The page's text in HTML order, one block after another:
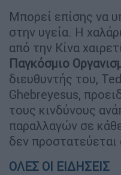
Μπορεί επίσης να
στην υγεία. Η
από την Κίνα
Παγκόσμιο
διευθυντής του,
Ghebreyesus,
τους κινδύνους
παραλλαγών σε
δεν
ΟΛΕΣ ΟΙ ΕΙΔΗΣΕΙΣ